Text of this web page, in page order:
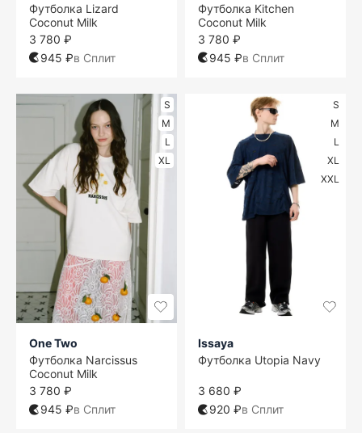
Футболка Lizard
Coconut Milk
3 780 ₽
945 ₽в Сплит
Футболка Kitchen
Coconut Milk
3 780 ₽
945 ₽в Сплит
S
M
L
XL
One Two
Футболка Narcissus
Coconut Milk
3 780 ₽
945 ₽в Сплит
S
M
L
XL
XXL
Issaya
Футболка Utopia Navy
3 680 ₽
920 ₽в Сплит